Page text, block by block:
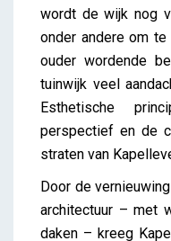
wordt de wijk nog
onder andere om
ouder wordende
tuinwijk veel
Esthetische
perspectief en de
straten van
Door de
architectuur – met
daken – kreeg